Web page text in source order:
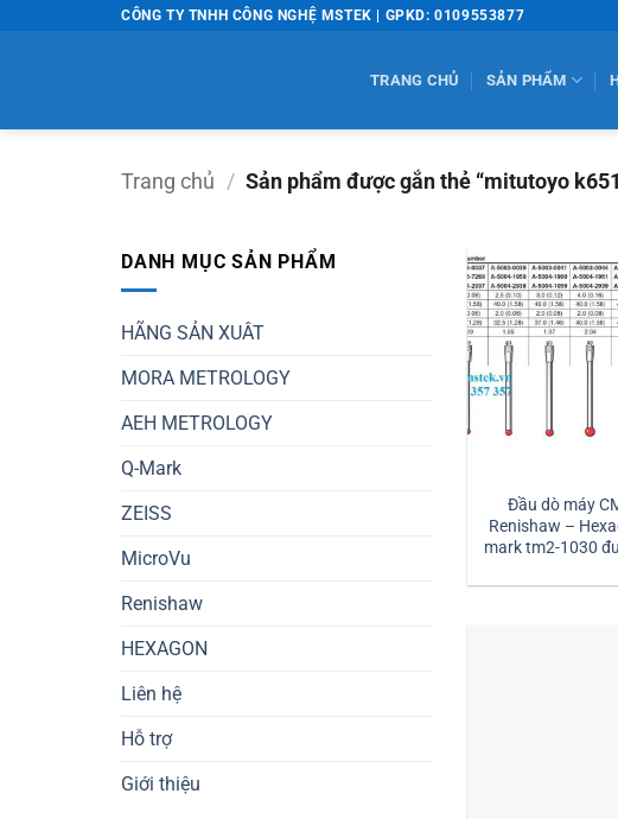
CÔNG TY TNHH CÔNG NGHỆ MSTEK | GPKD: 0109553877
TRANG CHỦ SẢN PHẨM
Trang chủ / Sản phẩm được gắn thẻ “mitutoyo
DANH MỤC SẢN PHẨM
HÃNG SẢN XUÂT
MORA METROLOGY
AEH METROLOGY
Q-Mark
ZEISS
MicroVu
Renishaw
HEXAGON
Liên hệ
Hỗ trợ
Giới thiệu
Đầu dò máy
Renishaw –
mark tm2-1030 đường kính